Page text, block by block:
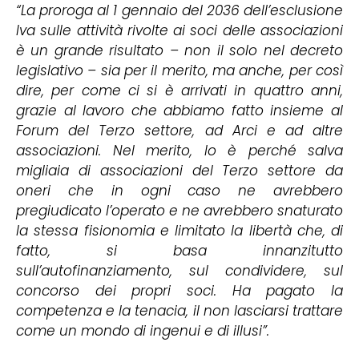
“La proroga al 1 gennaio del 2036 dell’esclusione
Iva sulle attività rivolte ai soci delle associazioni
è un grande risultato – non il solo nel decreto
legislativo – sia per il merito, ma anche, per così
dire, per come ci si è arrivati in quattro anni,
grazie al lavoro che abbiamo fatto insieme al
Forum del Terzo settore, ad Arci e ad altre
associazioni. Nel merito, lo è perché salva
migliaia di associazioni del Terzo settore da
oneri che in ogni caso ne avrebbero
pregiudicato l’operato e ne avrebbero snaturato
la stessa fisionomia e limitato la libertà che, di
fatto, si basa innanzitutto
sull’autofinanziamento, sul condividere, sul
concorso dei propri soci.
Ha pagato la
competenza e la tenacia, il non lasciarsi trattare
come un mondo di ingenui e di illusi”.